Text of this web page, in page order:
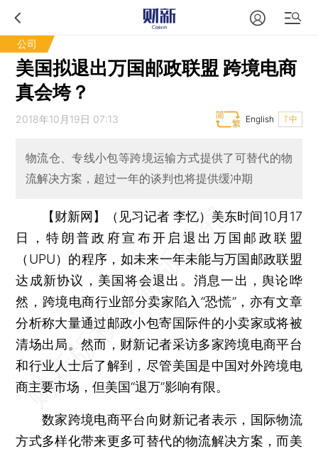
公司
美国拟退出万国邮政联盟 跨境电商
真会垮？
2018年10月19日 07:13 T中
English
物流仓、专线小包等跨境运输方式提供了可替代的物
流解决方案，超过一年的谈判也将提供缓冲期
【财新网】（见习记者 李忆） 美东时间10月17
日，特朗普政府宣布开启退出万国邮政联盟
（UPU）的程序，如未来一年未能与万国邮政联盟
达成新协议，美国将会退出。消息一出，舆论哗
然，跨境电商行业部分卖家陷入“恐慌”，亦有文章
分析称大量通过邮政小包寄国际件的小卖家或将被
清场出局。然而，财新记者采访多家跨境电商平台
和行业人士后了解到，尽管美国是中国对外跨境电
商主要市场，但美国“退万”影响有限。
数家跨境电商平台向财新记者表示，国际物流
方式多样化带来更多可替代的物流解决方案，而美